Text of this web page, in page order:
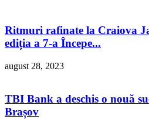
Ritmuri rafinate la Craiova
ediția a 7-a Începe...
august 28, 2023
TBI Bank a deschis o nouă
Brașov